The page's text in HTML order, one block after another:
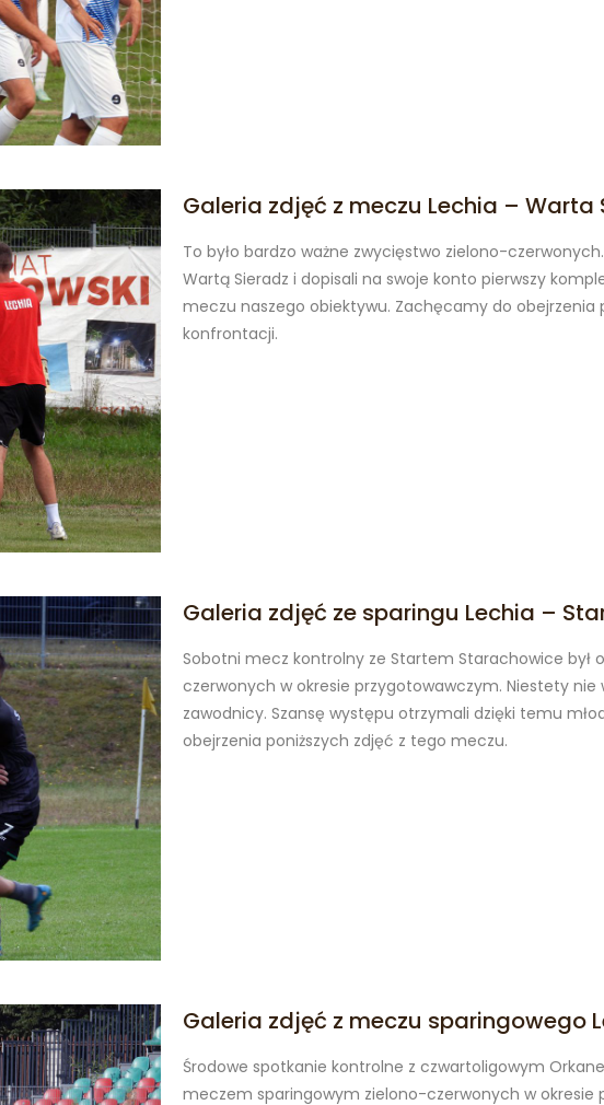
Galeria zdjęć z meczu Lechia – Warta
To było bardzo ważne zwycięstwo zielono-
Wartą Sieradz i dopisali na swoje konto pierwszy
meczu naszego obiektywu. Zachęcamy do obejrzenia
konfrontacji.
Galeria zdjęć ze sparingu Lechia –
Sobotni mecz kontrolny ze Startem Starachowice
czerwonych w okresie przygotowawczym. Niestety nie
zawodnicy. Szansę występu otrzymali dzięki temu
obejrzenia poniższych zdjęć z tego meczu.
Galeria zdjęć z meczu sparingowego
Środowe spotkanie kontrolne z czwartoligowym
meczem sparingowym zielono-czerwonych w okresie